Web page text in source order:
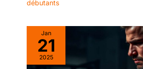
débutants
Jan
21
2025